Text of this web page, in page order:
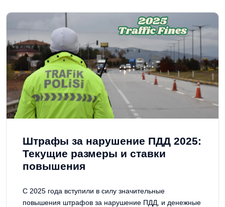
Штрафы за нарушение ПДД 2025:
Текущие размеры и ставки
повышения
С 2025 года вступили в силу значительные
повышения штрафов за нарушение ПДД, и денежные